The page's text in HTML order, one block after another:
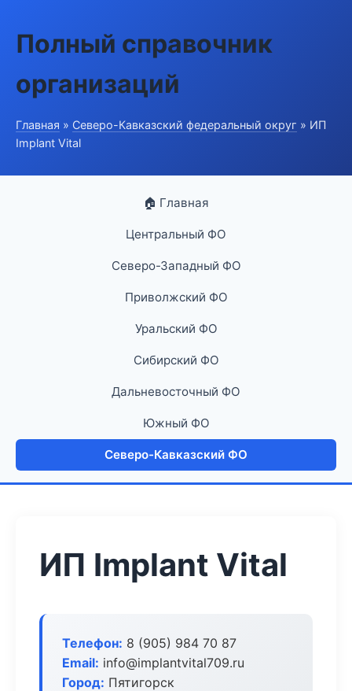
Полный справочник
организаций
Главная » Северо-Кавказский федеральный округ » ИП
Implant Vital
🏠 Главная
Центральный ФО
Северо-Западный ФО
Приволжский ФО
Уральский ФО
Сибирский ФО
Дальневосточный ФО
Южный ФО
Северо-Кавказский ФО
ИП Implant Vital
Телефон: 8 (905) 984 70 87
Email: info@implantvital709.ru
Город: Пятигорск